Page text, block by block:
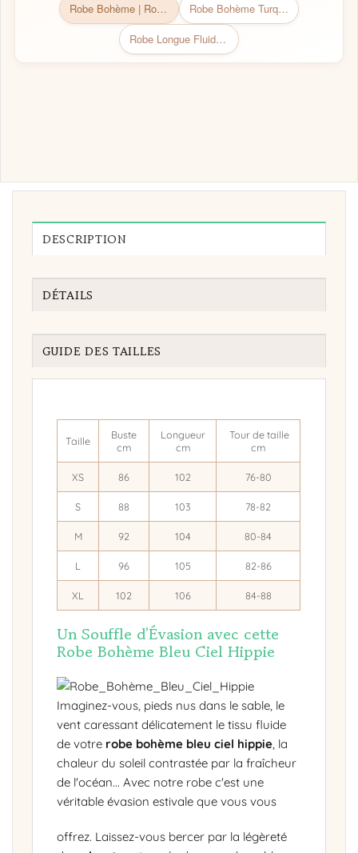
Robe Bohème | Robe Bohème chic
Robe Bohème Turquoise à Ceinture
Robe Longue Fluide Champêtre
DESCRIPTION
DÉTAILS
GUIDE DES TAILLES
Taille
Buste
cm
Longueur
cm
Tour de taille
cm
XS 86 102 76-80
S 88 103 78-82
M 92 104 80-84
L 96 105 82-86
XL 102 106 84-88
Un Souffle d'Évasion avec cette
Robe Bohème Bleu Ciel Hippie
Imaginez-vous, pieds nus dans le sable, le
vent caressant délicatement le tissu fluide
de votre robe bohème bleu ciel hippie, la
chaleur du soleil contrastée par la fraîcheur
de l'océan... Avec notre robe c'est une
véritable évasion estivale que vous vous
offrez. Laissez-vous bercer par la légèreté